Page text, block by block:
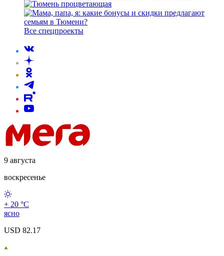
Все спецпроекты
9 августа
воскресенье
+ 20 °С
ясно
USD 82.17